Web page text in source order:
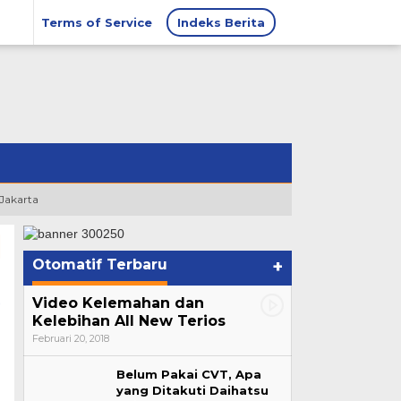
Terms of Service Indeks Berita
Otomatif Terbaru +
Video Kelemahan dan
Kelebihan All New Terios
Februari 20, 2018
Belum Pakai CVT, Apa
yang Ditakuti Daihatsu